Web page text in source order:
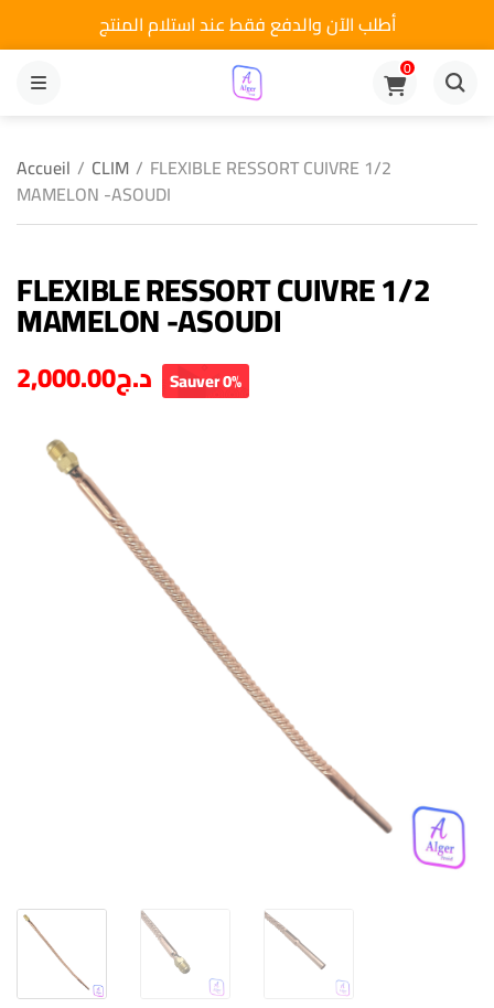
أطلب الآن والدفع فقط عند استلام المنتج
MENU
0
Accueil / CLIM / FLEXIBLE RESSORT CUIVRE 1/2
MAMELON -ASOUDI
FLEXIBLE RESSORT CUIVRE 1/2
MAMELON -ASOUDI
د.ج2,000.00 Sauver 0%